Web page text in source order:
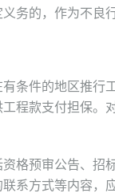
务的，作为不良
件的地区推行
程款支付担保。
预审公告、招
系方式等内容，